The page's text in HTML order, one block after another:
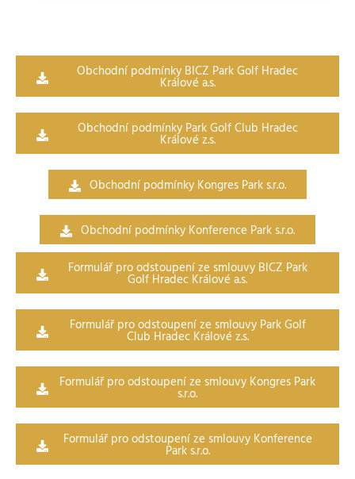
Obchodní podmínky BICZ Park Golf Hradec
Králové a.s.
Obchodní podmínky Park Golf Club Hradec
Králové z.s.
Obchodní podmínky Kongres Park s.r.o.
Obchodní podmínky Konference Park s.r.o.
Formulář pro odstoupení ze smlouvy BICZ Park
Golf Hradec Králové a.s.
Formulář pro odstoupení ze smlouvy Park Golf
Club Hradec Králové z.s.
Formulář pro odstoupení ze smlouvy Kongres Park
s.r.o.
Formulář pro odstoupení ze smlouvy Konference
Park s.r.o.